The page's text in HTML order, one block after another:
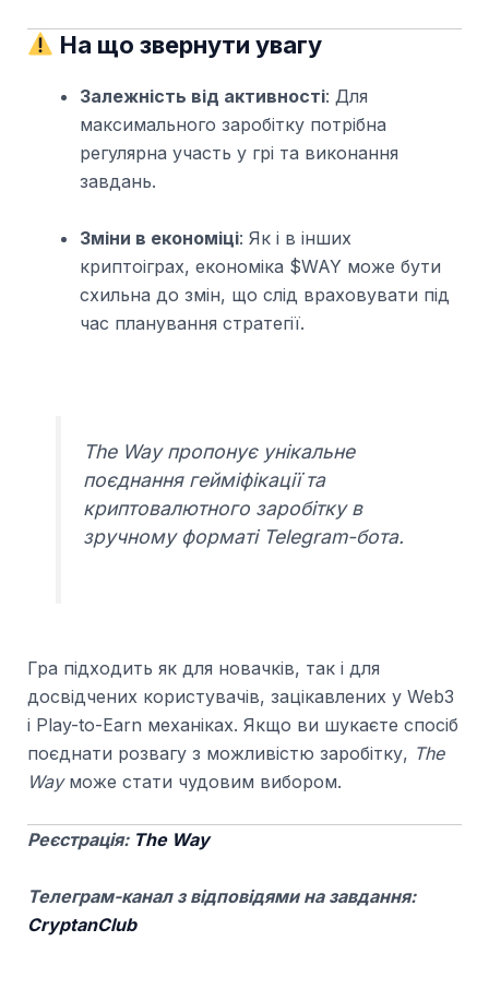
На що звернути увагу
Залежність від активності: Для
максимального заробітку потрібна
регулярна участь у грі та виконання
завдань.
Зміни в економіці: Як і в інших
криптоіграх, економіка $WAY може бути
схильна до змін, що слід враховувати під
час планування стратегії.
The Wayпропонує унікальне
поєднання гейміфікації та
криптовалютного заробітку в
зручному форматі Telegram-бота.
Гра підходить як для новачків, так і для
досвідчених користувачів, зацікавлених у Web3
і Play-to-Earn механіках. Якщо ви шукаєте спосіб
поєднати розвагу з можливістю заробітку, The
Wayможе стати чудовим вибором.
Реєстрація: The Way
Телеграм-канал з відповідями на завдання:
CryptanClub